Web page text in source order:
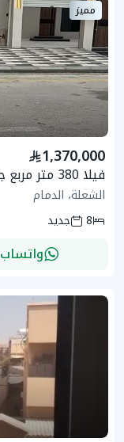
مميز
1,370,000
فيلا 380 متر مربع جنوبية على شارع 15م
الشعلة، الدمام
8
جديد
واتساب